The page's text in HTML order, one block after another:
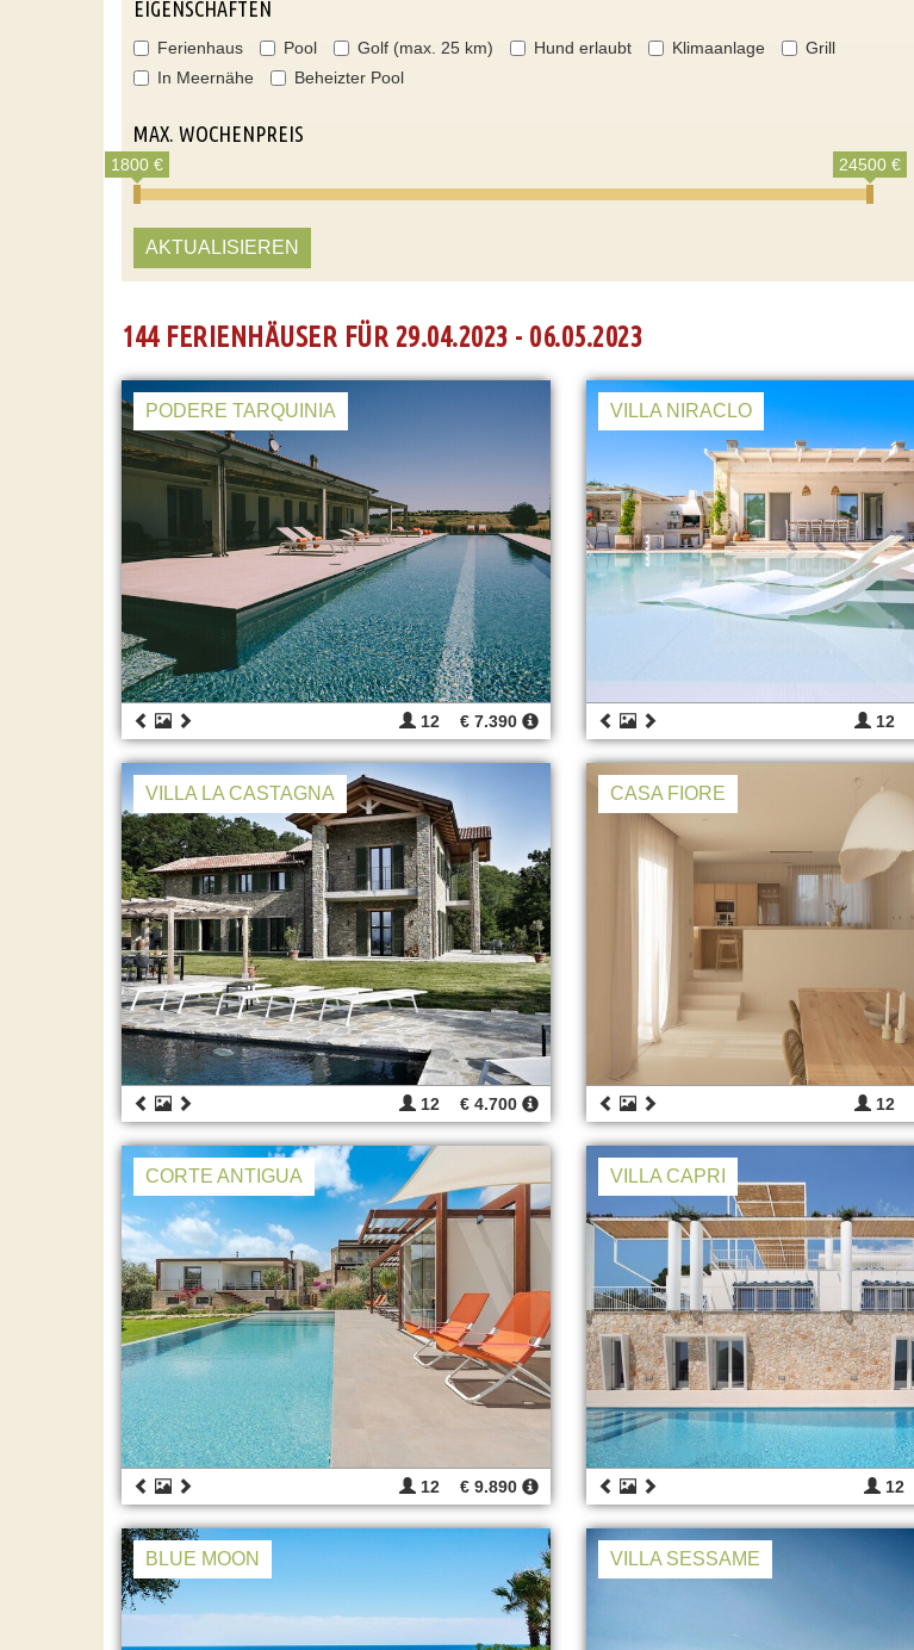
EIGENSCHAFTEN
Ferienhaus Pool Golf (max. 25 km) Hund erlaubt Klimaanlage
Grill
In Meernähe
Beheizter Pool
MAX. WOCHENPREIS
1800 € 24500 €
AKTUALISIEREN
144 FERIENHÄUSER FÜR 29.04.2023 - 06.05.2023
PODERE TARQUINIA
12 € 7.390
VILLA NIRACLO
12
VILLA LA CASTAGNA
12 € 4.700
CASA FIORE
12
CORTE ANTIGUA
12 € 9.890
VILLA CAPRI
12
BLUE MOON VILLA SESSAME